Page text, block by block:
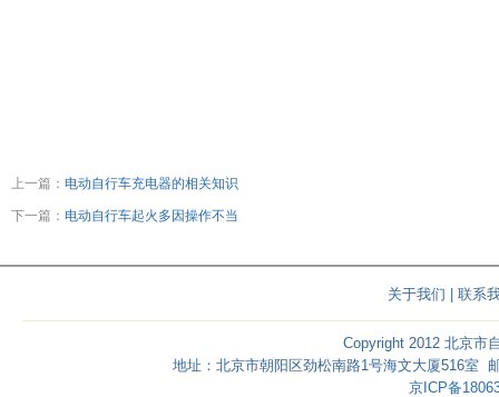
上一篇： 电动自行车充电器的相关知识
下一篇： 电动自行车起火多因操作不当
关于我们 联系
Copyright 2012 北京市
地址：北京市朝阳区劲松南路1号海文大厦516
京ICP备